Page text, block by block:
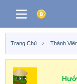
Trang Chủ Thành